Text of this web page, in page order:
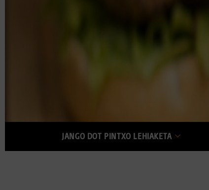
JANGO DOT PINTXO LEHIAKETA